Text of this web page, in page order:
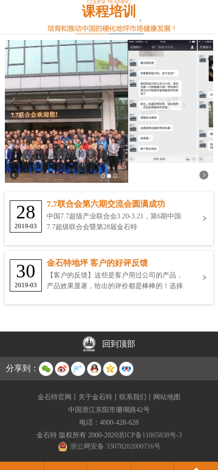
课程培训
28
2019-03
7.7联合会第六期交流会圆满成功
中国7.7超级产业联合会3.20-3.21，第6期中国
7.7超级联合会暨第28届金石特
30
2019-03
金石特地坪 客户的好评反馈
【客户的反馈】这些是客户用过公司的产品，
产品效果显著，给出的评价都是棒棒的！选择
回到顶部
分享到：
金石特官网 关于金石特 联系我们
网站地图
中国浙江东阳市珊瑚路42号
电话： 4000-428-628
金石特 版权所有 2000-2020浙ICP备11065838号-3
浙公网安备 33078202000716号